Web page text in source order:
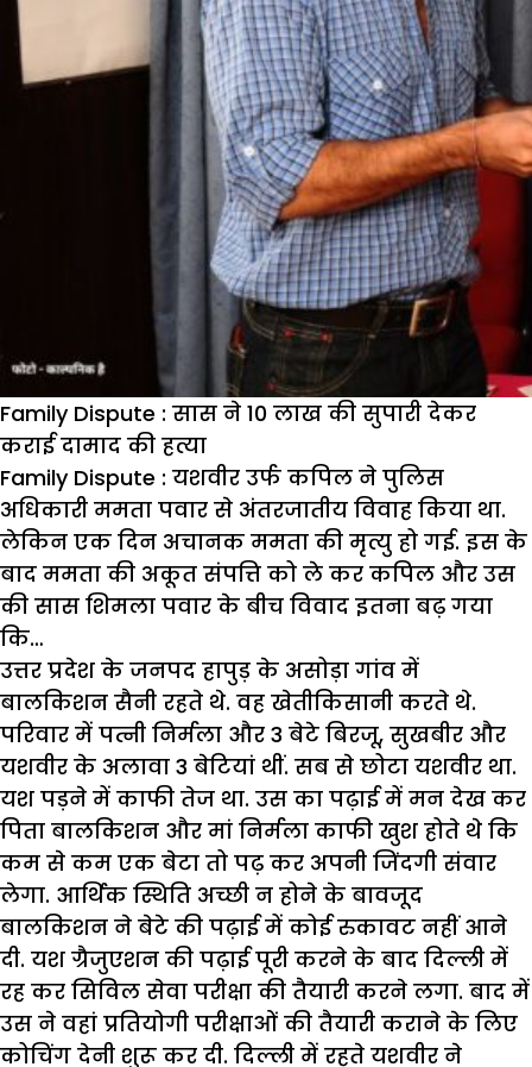
Family Dispute : सास ने 10 लाख की सुपारी देकर
कराई दामाद की हत्या
Family Dispute : यशवीर उर्फ कपिल ने पुलिस
अधिकारी ममता पवार से अंतरजातीय विवाह किया था.
लेकिन एक दिन अचानक ममता की मृत्यु हो गई. इस के
बाद ममता की अकूत संपत्ति को ले कर कपिल और उस
की सास शिमला पवार के बीच विवाद इतना बढ़ गया
कि…
उत्तर प्रदेश के जनपद हापुड़ के असोड़ा गांव में
बालकिशन सैनी रहते थे. वह खेतीकिसानी करते थे.
परिवार में पत्नी निर्मला और 3 बेटे बिरजू, सुखबीर और
यशवीर के अलावा 3 बेटियां थीं. सब से छोटा यशवीर था.
यश पड़ने में काफी तेज था. उस का पढ़ाई में मन देख कर
पिता बालकिशन और मां निर्मला काफी खुश होते थे कि
कम से कम एक बेटा तो पढ़ कर अपनी जिंदगी संवार
लेगा. आर्थिक स्थिति अच्छी न होने के बावजूद
बालकिशन ने बेटे की पढ़ाई में कोई रुकावट नहीं आने
दी. यश ग्रैजुएशन की पढ़ाई पूरी करने के बाद दिल्ली में
रह कर सिविल सेवा परीक्षा की तैयारी करने लगा. बाद में
उस ने वहां प्रतियोगी परीक्षाओं की तैयारी कराने के लिए
कोचिंग देनी शुरू कर दी. दिल्ली में रहते यशवीर ने